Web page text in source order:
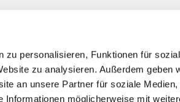
zu personalisieren, Funktionen für
zu analysieren. Außerdem geben
an unsere Partner für soziale Medien,
Informationen möglicherweise mit